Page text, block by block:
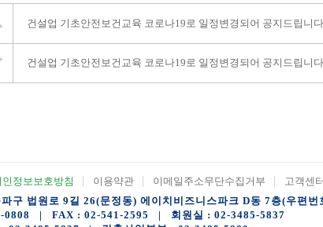
건설업 기초안전보건교육 코로나19로 일정변경되어 공지드립니다.
건설업 기초안전보건교육 코로나19로 일정변경되어 공지드립니다.
인정보보호방침 이용약관 이메일주소무단수집거부
고객센터
구 법원로 9길 26(문정동) 에이치비즈니스파크 D동 7층(우편번
0808 | FAX : 02-541-2595 | 회원실 : 02-3485-5837